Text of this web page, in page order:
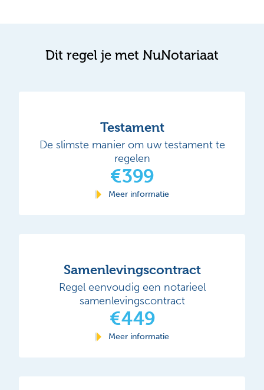
Dit regel je met NuNotariaat
Testament
De slimste manier om uw testament te
regelen
€399
Meer informatie
Samenlevingscontract
Regel eenvoudig een notarieel
samenlevingscontract
€449
Meer informatie